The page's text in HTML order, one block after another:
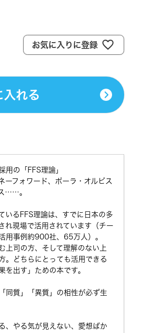
お気に入りに登録
入れる
用の「FFS理論」
ーフォワード、ポーラ・オルビス
……。
いるFFS理論は、すでに日本の多
れ現場で活用されています（チー
用事例約900社、65万人）。
上司の方、そして理解のない上
。どちらにとっても活用できる
を出す」ための本です。
同質」「異質」の相性が必ず生
、やる気が見えない、愛想ばか